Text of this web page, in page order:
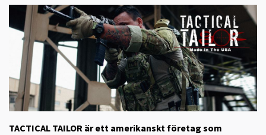
TACTICAL TAILOR är ett amerikanskt företag som